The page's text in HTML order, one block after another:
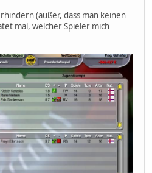
(außer, dass man keinen
mal, welcher Spieler mich